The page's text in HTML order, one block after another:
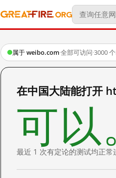
属于 weibo.com·全部可访问·3000
在中国大陆能打开
可以
最近 1 次有定论的测试均正常